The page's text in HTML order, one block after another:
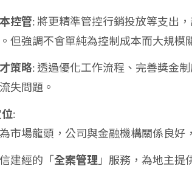
控管: 將更精準管控行銷投放等支出
但強調不會單純為控制成本而大規模
策略: 透過優化工作流程、完善獎金
失問題。
:
市場龍頭，公司與金融機構關係良
建經的「全案管理 」服務，為地主提